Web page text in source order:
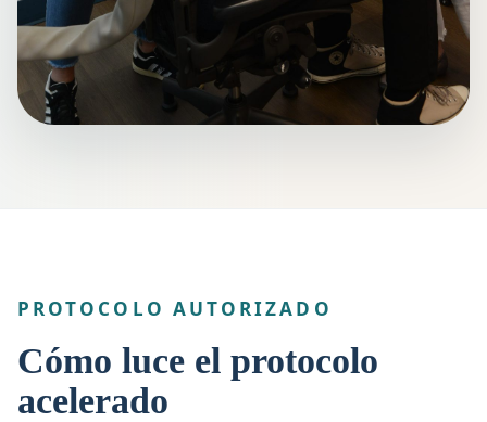
PROTOCOLO AUTORIZADO
Cómo luce el protocolo
acelerado